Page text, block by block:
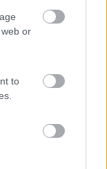
or
to
perche c'era
con tanti altri
non puoi